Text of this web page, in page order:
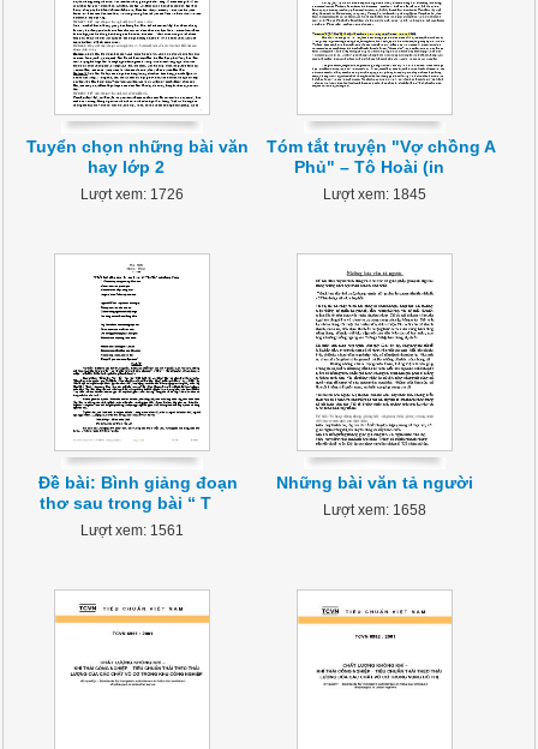
Tuyển chọn những bài văn
hay lớp 2
Lượt xem: 1726
Tóm tắt truyện "Vợ chồng A
Phủ" – Tô Hoài (in
Lượt xem: 1845
Đề bài: Bình giảng đoạn
thơ sau trong bài “ T
Lượt xem: 1561
Những bài văn tả người
Lượt xem: 1658